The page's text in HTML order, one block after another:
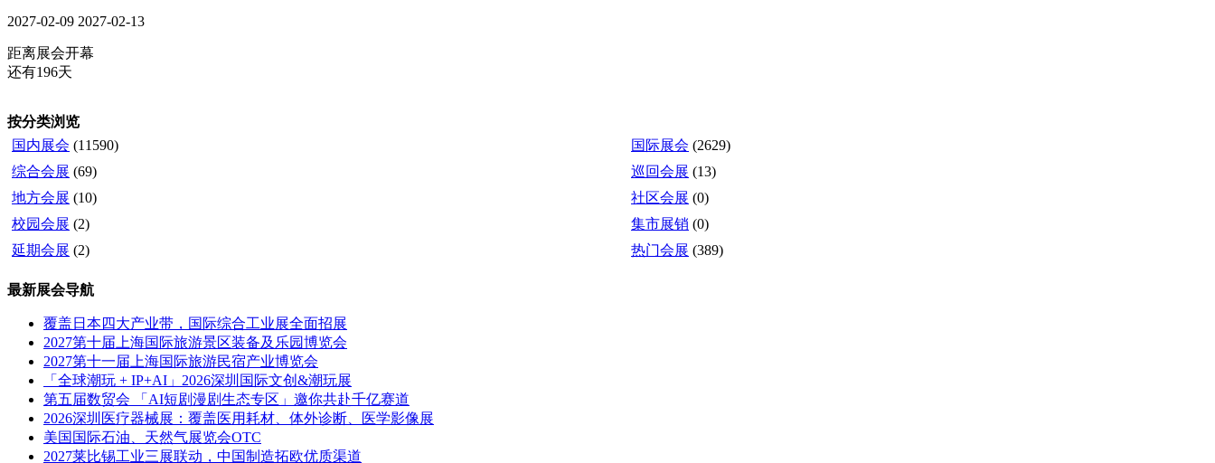
2027-02-09 2027-02-13
距离展会开幕
还有196天
按分类浏览
国内展会 (11590) 国际展会 (2629)
综合会展 (69) 巡回会展 (13)
地方会展 (10) 社区会展 (0)
校园会展 (2) 集市展销 (0)
延期会展 (2) 热门会展 (389)
最新展会导航
覆盖日本四大产业带，国际综合工业展全面招展
2027第十届上海国际旅游景区装备及乐园博览会
2027第十一届上海国际旅游民宿产业博览会
「全球潮玩 + IP+AI」2026深圳国际文创&潮玩展
第五届数贸会 「AI短剧漫剧生态专区」邀你共赴千亿赛道
2026深圳医疗器械展：覆盖医用耗材、体外诊断、医学影像展
美国国际石油、天然气展览会OTC
2027莱比锡工业三展联动，中国制造拓欧优质渠道